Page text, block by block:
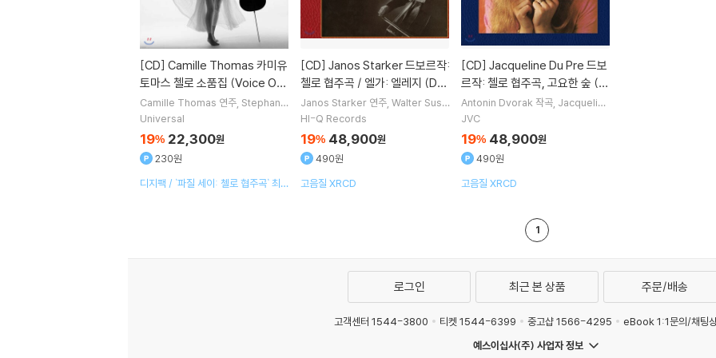
[CD]
토마스 첼로 소품집 (Voice Of
Hope)
Camille Thomas 연주 Stephane
Deneve Mathieu Herzog
오케스트라
Universal
19% 22,300원
230원
디지팩 / `파질 세이: 첼로 협주곡` 최초
[CD]
첼로 협주곡 / 엘가: 엘레지 (Dv
orak: Cello Concerto / Faur
e: Elegie for Cello and Orch
estra)
Janos Starker 연주 Walter Suss
kind지휘 Philharmonia Orchest
HI-Q Records
19% 48,900원
490원
고음질 XRCD
[CD]
르작: 첼로 협주곡, 고요한 숲 (D
vorak: Cello Concerto Op.10
4 & 'Silent Woods')
Antonin Dvorak 작곡 Jacqueline
Du Pre
오케스트라
JVC
19% 48,900원
490원
고음질 XRCD
1
로그인 최근 본 상품 주문/배송
고객센터 1544-3800 티켓 1544-6399 중고샵 1566-4295
eBook 1:1문의/채팅
예스이십사(주) 사업자 정보